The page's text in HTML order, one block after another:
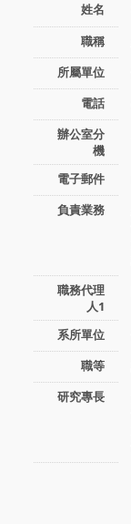
姓名
職稱
所屬單位
電話
辦公室分
機
電子郵件
負責業務
職務代理
人1
系所單位
職等
研究專長